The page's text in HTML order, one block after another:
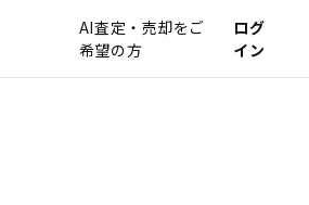
AI査定・売却をご
希望の方
ログ
イン